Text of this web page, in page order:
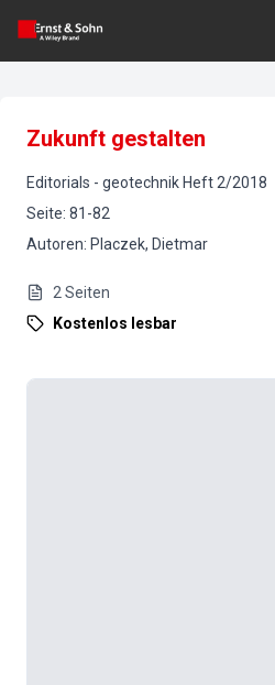
Zukunft gestalten
Editorials - geotechnik Heft 2/2018
Seite: 81-82
Autoren: Placzek, Dietmar
2 Seiten
Kostenlos lesbar